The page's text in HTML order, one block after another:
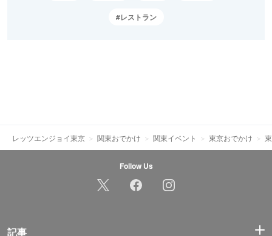
レストラン
レッツエンジョイ東京 関東おでかけ 関東イベント 東京おでかけ
Follow Us
記事